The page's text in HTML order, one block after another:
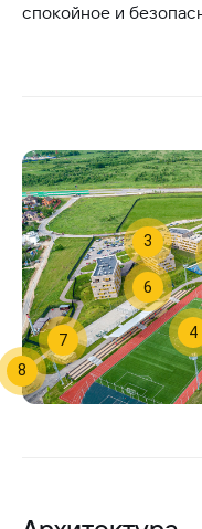
спокойное и
3
4
6
7
8